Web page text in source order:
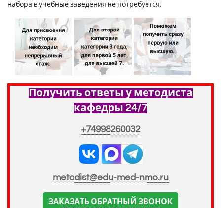
набора в учебные заведения не потребуется.
Получить ответы у методиста
кафедры 24/7
+74998260032
metodist@edu-med-nmo.ru
ЗАКАЗАТЬ ОБРАТНЫЙ ЗВОНОК